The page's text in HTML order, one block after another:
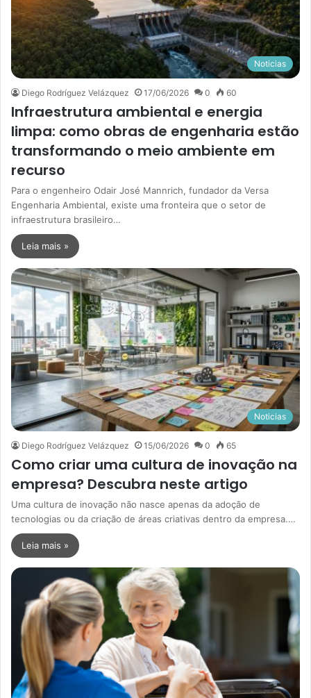
Noticias
Diego Rodríguez Velázquez 17/06/2026 0 60
Infraestrutura ambiental e energia
limpa: como obras de engenharia estão
transformando o meio ambiente em
recurso
Para o engenheiro Odair José Mannrich, fundador da Versa
Engenharia Ambiental, existe uma fronteira que o setor de
infraestrutura brasileiro…
Leia mais »
Noticias
Diego Rodríguez Velázquez 15/06/2026 0 65
Como criar uma cultura de inovação na
empresa? Descubra neste artigo
Uma cultura de inovação não nasce apenas da adoção de
tecnologias ou da criação de áreas criativas dentro da empresa.…
Leia mais »